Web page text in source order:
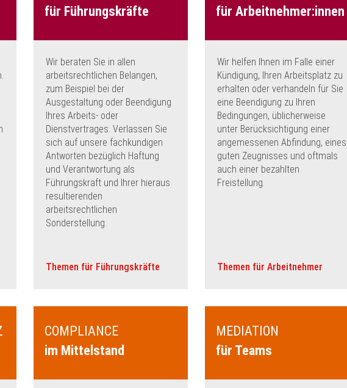
für Führungskräfte
Wir beraten Sie in allen
arbeitsrechtlichen Belangen,
zum Beispiel bei der
Ausgestaltung oder Beendigung
Ihres Arbeits- oder
Dienstvertrages. Verlassen Sie
sich auf unsere fachkundigen
Antworten bezüglich Haftung
und Verantwortung als
Führungskraft und Ihrer hieraus
resultierenden
arbeitsrechtlichen
Sonderstellung.
Themen für Führungskräfte
für Arbeitnehmer:innen
Wir helfen Ihnen im Falle einer
Kündigung, Ihren Arbeitsplatz zu
erhalten oder verhandeln für Sie
eine Beendigung zu Ihren
Bedingungen, üblicherweise
unter Berücksichtigung einer
angemessenen Abfindung, eines
guten Zeugnisses und oftmals
auch einer bezahlten
Freistellung.
Themen für Arbeitnehmer
COMPLIANCE
im Mittelstand
MEDIATION
für Teams